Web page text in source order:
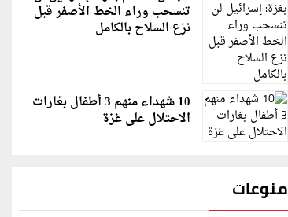
تنسحب وراء الخط الأصفر قبل
نزع السلاح بالكامل
10 شهداء منهم 3 أطفال بغارات
الاحتلال على غزة
منوعات
قاسم ملحو يعتذر لزملائه الفنانين لهذا السبب